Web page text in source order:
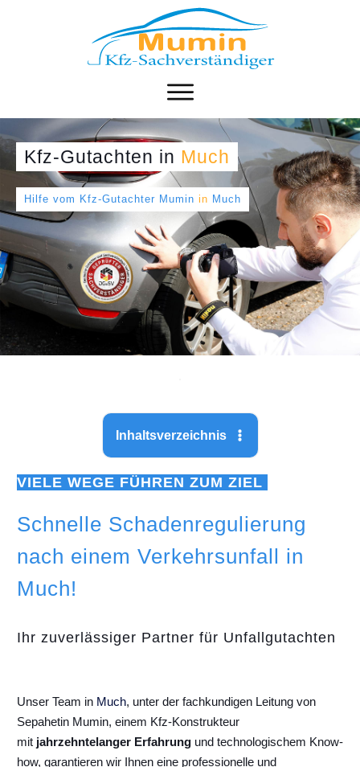
Kfz-Gutachten in Much
Hilfe vom Kfz-Gutachter Mumin in Much
Inhaltsverzeichnis
VIELE WEGE FÜHREN ZUM ZIEL
Schnelle Schadenregulierung
nach einem Verkehrsunfall in
Much!
Ihr zuverlässiger Partner für Unfallgutachten
Unser Team in Much, unter der fachkundigen Leitung von
Sepahetin Mumin, einem Kfz-Konstrukteur
mit jahrzehntelanger Erfahrung und technologischem Know-
how, garantieren wir Ihnen eine professionelle und